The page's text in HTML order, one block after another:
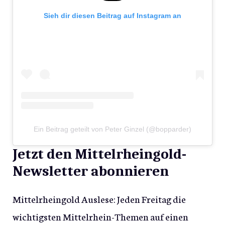
Sieh dir diesen Beitrag auf Instagram an
Ein Beitrag geteilt von Peter Ginzel (@bopparder)
Jetzt den Mittelrheingold-
Newsletter abonnieren
Mittelrheingold Auslese: Jeden Freitag die
wichtigsten Mittelrhein-Themen auf einen